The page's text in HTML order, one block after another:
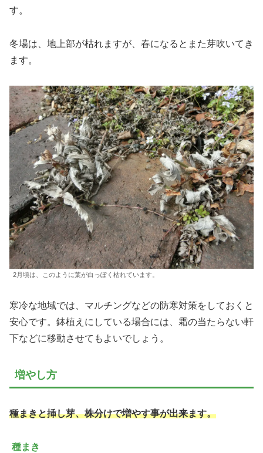
す。
冬場は、地上部が枯れますが、春になるとまた芽吹いてき
ます。
2月頃は、このように葉が白っぽく枯れています。
寒冷な地域では、マルチングなどの防寒対策をしておくと
安心です。鉢植えにしている場合には、霜の当たらない軒
下などに移動させてもよいでしょう。
増やし方
種まきと挿し芽、株分けで増やす事が出来ます。
種まき